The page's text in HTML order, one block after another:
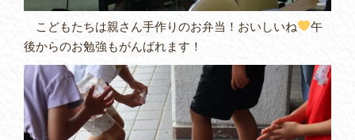
こどもたちは親さん手作りのお弁当！おいしいね
午
後からのお勉強もがんばれます！